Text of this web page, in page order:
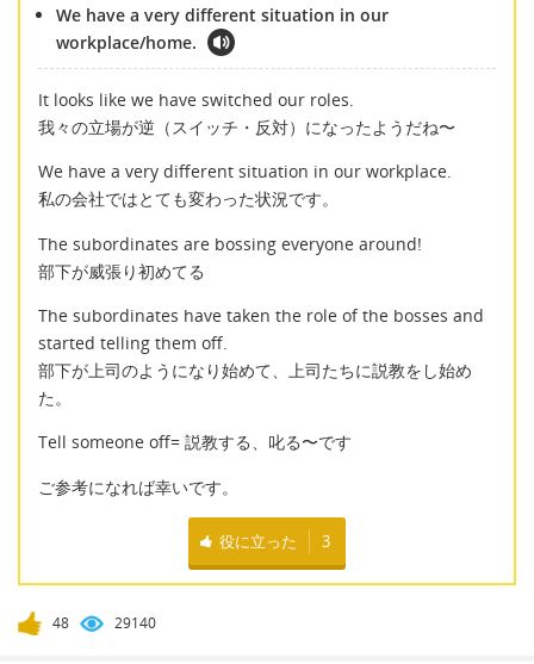
We have a very different situation in our
workplace/home.
It looks like we have switched our roles.
我々の立場が逆（スイッチ・反対）になったようだね〜
We have a very different situation in our workplace.
私の会社ではとても変わった状況です。
The subordinates are bossing everyone around!
部下が威張り初めてる
The subordinates have taken the role of the bosses and
started telling them off.
部下が上司のようになり始めて、上司たちに説教をし始め
た。
Tell someone off= 説教する、叱る〜です
ご参考になれば幸いです。
役に立った 3
48 29140